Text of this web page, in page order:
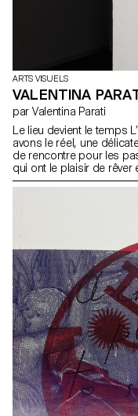
ARTS VISUELS
VALENTINA
par Valentina Parati
Le lieu devient le temps
avons le réel, une
de rencontre pour les
qui ont le plaisir de rêver
avons une partie
s’anime et produit de la
et d’attente, mais
Spotter est une
avec les oreilles.